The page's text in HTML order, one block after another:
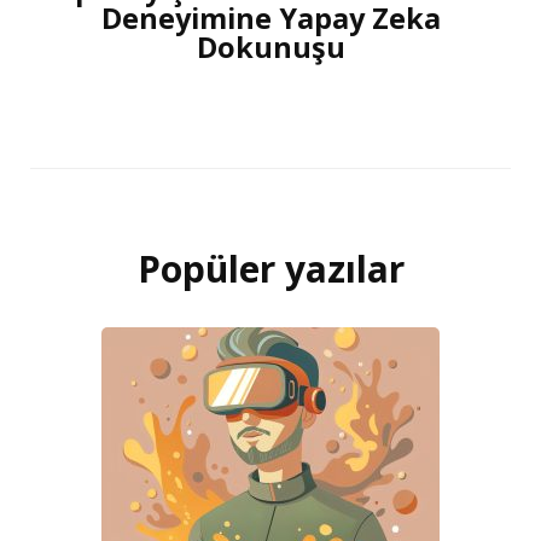
Deneyimine Yapay Zeka
Dokunuşu
Popüler yazılar